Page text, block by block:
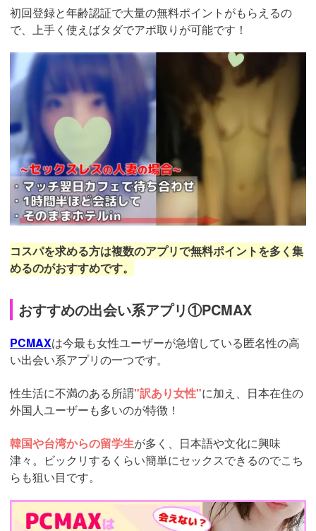
初回登録と年齢認証で大量の無料ポイントがもらえるの
で、上手く使えばタダでアポ取りが可能です！
https://pcmax.jp/lp/?
ad_id=rm307152
コスパを求める方は複数のアプリで無料ポイントを多く集
めるのがおすすめです。
おすすめの出会い系アプリ①PCMAX
PCMAXは今最も女性ユーザーが急増している匿名性の高
い出会い系アプリの一つです。
性生活に不満のある所謂"訳あり女性"に加え、日本在住の
外国人ユーザーも多いのが特徴！
韓国や台湾からの留学生が多く、日本語や文化に興味
津々。ビックリするくらい簡単にセックスできるのでこち
らも狙い目です。
https://pcmax.jp/lp/?
ad_id=rm307152